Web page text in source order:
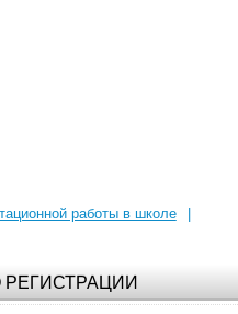
работы в школе